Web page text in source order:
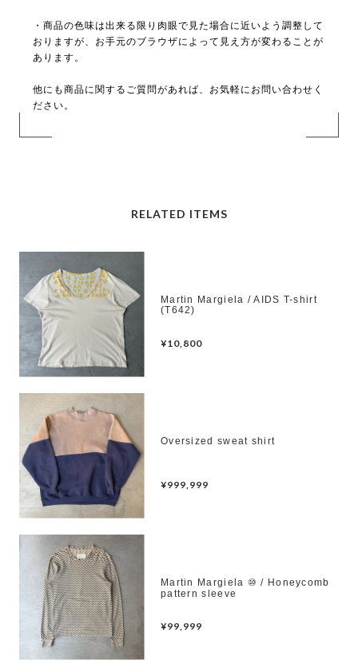
・商品の色味は出来る限り肉眼で見た場合に近いよう調整して
おりますが、お手元のブラウザによって見え方が変わることが
あります。
他にも商品に関するご質問があれば、お気軽にお問い合わせく
ださい。
RELATED ITEMS
Martin Margiela / AIDS T-shirt
(T642)
¥10,800
Oversized sweat shirt
¥999,999
Martin Margiela ⑩ / Honeycomb
pattern sleeve
¥99,999